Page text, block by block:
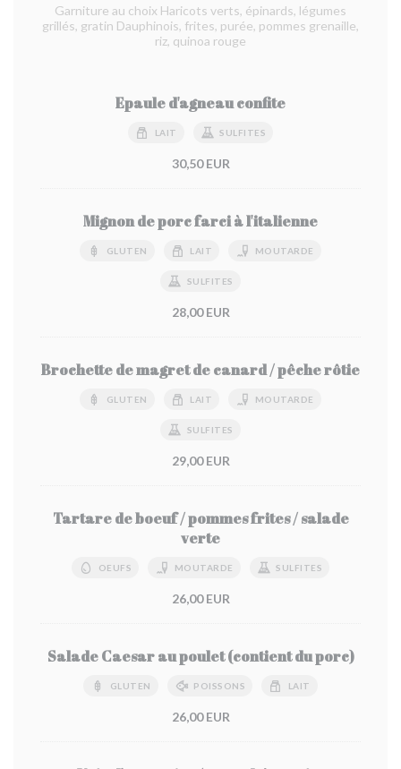
Garniture au choix Haricots verts, épinards, légumes
grillés, gratin Dauphinois, frites, purée, pommes grenaille,
riz, quinoa rouge
Epaule d'agneau confite
LAIT SULFITES
30,50 EUR
Mignon de porc farci à l'italienne
GLUTEN LAIT MOUTARDE
SULFITES
28,00 EUR
Brochette de magret de canard / pêche rôtie
GLUTEN LAIT MOUTARDE
SULFITES
29,00 EUR
Tartare de boeuf / pommes frites / salade
verte
OEUFS MOUTARDE SULFITES
26,00 EUR
Salade Caesar au poulet (contient du porc)
GLUTEN POISSONS LAIT
26,00 EUR